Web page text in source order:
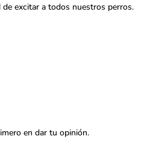
excitar a todos nuestros perros.
en dar tu opinión.